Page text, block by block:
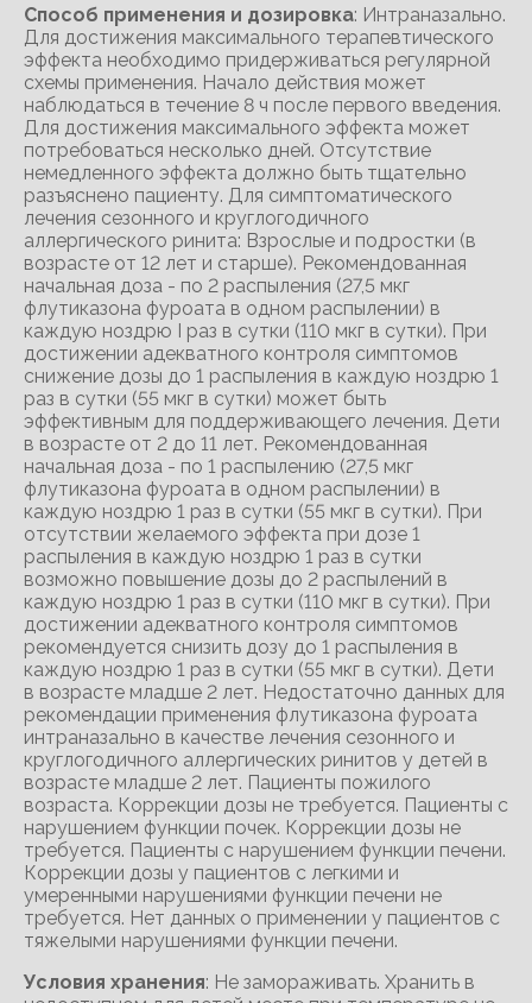
Способ применения и дозировка: Интраназально.
Для достижения максимального терапевтического
эффекта необходимо придерживаться регулярной
схемы применения. Начало действия может
наблюдаться в течение 8 ч после первого введения.
Для достижения максимального эффекта может
потребоваться несколько дней. Отсутствие
немедленного эффекта должно быть тщательно
разъяснено пациенту. Для симптоматического
лечения сезонного и круглогодичного
аллергического ринита: Взрослые и подростки (в
возрасте от 12 лет и старше). Рекомендованная
начальная доза - по 2 распыления (27,5 мкг
флутиказона фуроата в одном распылении) в
каждую ноздрю I раз в сутки (110 мкг в сутки). При
достижении адекватного контроля симптомов
снижение дозы до 1 распыления в каждую ноздрю 1
раз в сутки (55 мкг в сутки) может быть
эффективным для поддерживающего лечения. Дети
в возрасте от 2 до 11 лет. Рекомендованная
начальная доза - по 1 распылению (27,5 мкг
флутиказона фуроата в одном распылении) в
каждую ноздрю 1 раз в сутки (55 мкг в сутки). При
отсутствии желаемого эффекта при дозе 1
распыления в каждую ноздрю 1 раз в сутки
возможно повышение дозы до 2 распылений в
каждую ноздрю 1 раз в сутки (110 мкг в сутки). При
достижении адекватного контроля симптомов
рекомендуется снизить дозу до 1 распыления в
каждую ноздрю 1 раз в сутки (55 мкг в сутки). Дети
в возрасте младше 2 лет. Недостаточно данных для
рекомендации применения флутиказона фуроата
интраназально в качестве лечения сезонного и
круглогодичного аллергических ринитов у детей в
возрасте младше 2 лет. Пациенты пожилого
возраста. Коррекции дозы не требуется. Пациенты с
нарушением функции почек. Коррекции дозы не
требуется. Пациенты с нарушением функции печени.
Коррекции дозы у пациентов с легкими и
умеренными нарушениями функции печени не
требуется. Нет данных о применении у пациентов с
тяжелыми нарушениями функции печени.
Условия хранения: Не замораживать. Хранить в